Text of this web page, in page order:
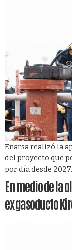
Enarsa realizó la
del proyecto que
por día desde 2027.
En medio de la
ex gasoducto